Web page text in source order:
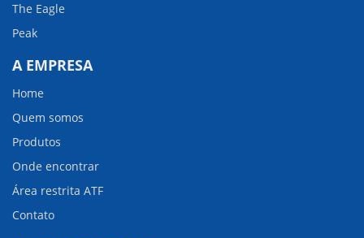
The Eagle
Peak
A EMPRESA
Home
Quem somos
Produtos
Onde encontrar
Área restrita ATF
Contato